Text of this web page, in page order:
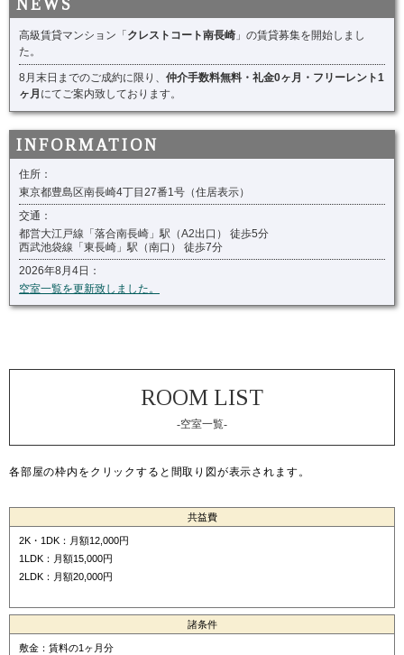
高級賃貸マンション「 クレストコート南長崎 」の賃貸募集を開始しまし
た。
8月末日までのご成約に限り、 仲介手数料無料・礼金0ヶ月・フリーレント1
ヶ月 にてご案内致しております。
住所：
東京都豊島区南長崎4丁目27番1号（住居表示）
交通：
都営大江戸線「落合南長崎」駅（A2出口） 徒歩5分
西武池袋線「東長崎」駅（南口） 徒歩7分
2026年8月4日：
空室一覧を更新致しました。
-空室一覧-
各部屋の枠内をクリックすると間取り図が表示されます。
共益費
2K・1DK：月額12,000円
1LDK：月額15,000円
2LDK：月額20,000円
諸条件
敷金：賃料の1ヶ月分